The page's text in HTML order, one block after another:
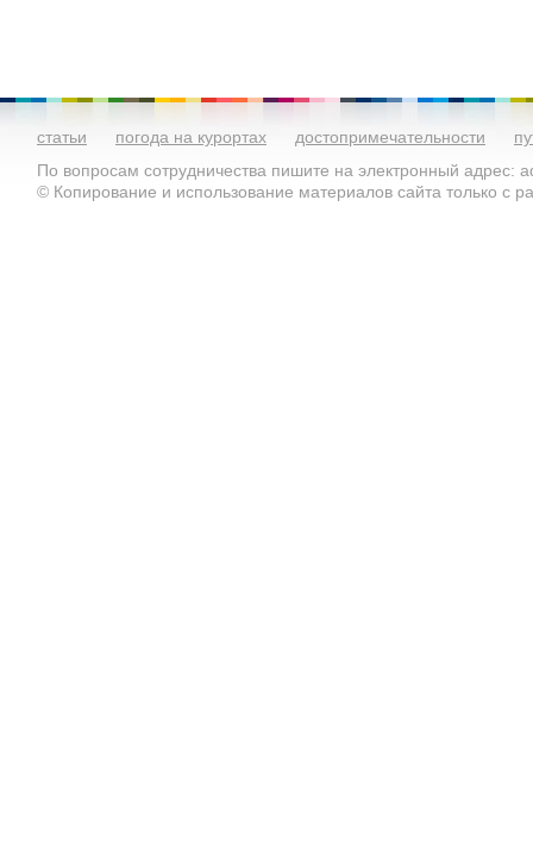
статьи погода на курортах достопримечательности
По вопросам сотрудничества пишите на электронный адрес:
© Копирование и использование материалов сайта только с